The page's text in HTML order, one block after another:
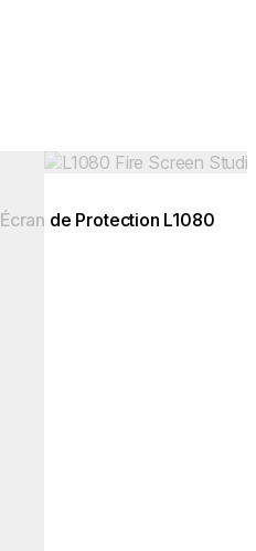
Loading image...
Écran de Protection L1080